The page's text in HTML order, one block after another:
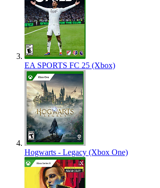
EA SPORTS FC 25 (Xbox)
Hogwarts - Legacy (Xbox One)